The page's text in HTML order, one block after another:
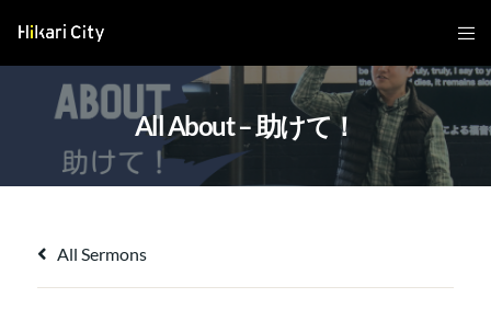
All About – 助けて！
All Sermons